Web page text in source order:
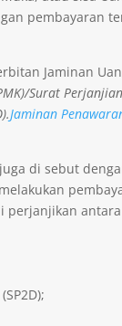
pembayaran
Jaminan
Surat
Jaminan
di sebut